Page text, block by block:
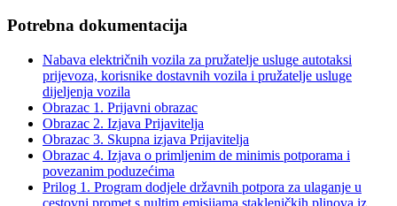
Potrebna dokumentacija
Nabava električnih vozila za pružatelje usluge autotaksi
prijevoza, korisnike dostavnih vozila i pružatelje usluge
dijeljenja vozila
Obrazac 1. Prijavni obrazac
Obrazac 2. Izjava Prijavitelja
Obrazac 3. Skupna izjava Prijavitelja
Obrazac 4. Izjava o primljenim de minimis potporama i
povezanim poduzećima
Prilog 1. Program dodjele državnih potpora za ulaganje u
cestovni promet s nultim emisijama stakleničkih plinova iz